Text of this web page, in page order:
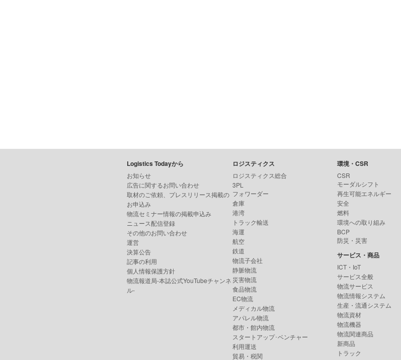
Logistics Todayから
お知らせ
広告に関するお問い合わせ
取材のご依頼、プレスリリース掲載の
お申込み
物流セミナー情報の掲載申込み
ニュース配信登録
その他のお問い合わせ
運営
決算公告
記事の利用
個人情報保護方針
物流報道局-本誌公式YouTubeチャンネ
ル-
ロジスティクス
ロジスティクス総合
3PL
フォワーダー
倉庫
港湾
トラック輸送
海運
航空
鉄道
物流子会社
静脈物流
災害物流
食品物流
EC物流
メディカル物流
アパレル物流
都市・館内物流
スタートアップ･ベンチャー
利用運送
貿易・税関
環境・CSR
CSR
モーダルシフト
再生可能エネルギー
安全
燃料
環境への取り組み
BCP
防災・災害
サービス・商品
ICT・IoT
サービス全般
物流サービス
物流情報システム
生産・流通システム
物流資材
物流機器
物流関連商品
新商品
トラック